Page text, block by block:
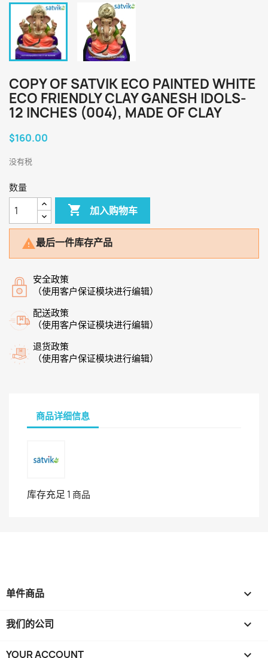
COPY OF SATVIK ECO PAINTED WHITE
ECO FRIENDLY CLAY GANESH IDOLS-
12 INCHES (004), MADE OF CLAY
$160.00
没有税
数量
 加入购物车
最后一件库存产品
安全政策
（使用客户保证模块进行编辑）
配送政策
（使用客户保证模块进行编辑）
退货政策
（使用客户保证模块进行编辑）
商品详细信息
库存充足 1 商品
单件商品 
我们的公司 
YOUR ACCOUNT 